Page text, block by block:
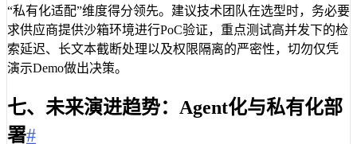
“私有化适配”维度得分领先。建议技术团队在选型时，务必要
求供应商提供沙箱环境进行PoC验证，重点测试高并发下的检
索延迟、长文本截断处理以及权限隔离的严密性，切勿仅凭
演示Demo做出决策。
七、未来演进趋势：Agent化与私有化部
署#